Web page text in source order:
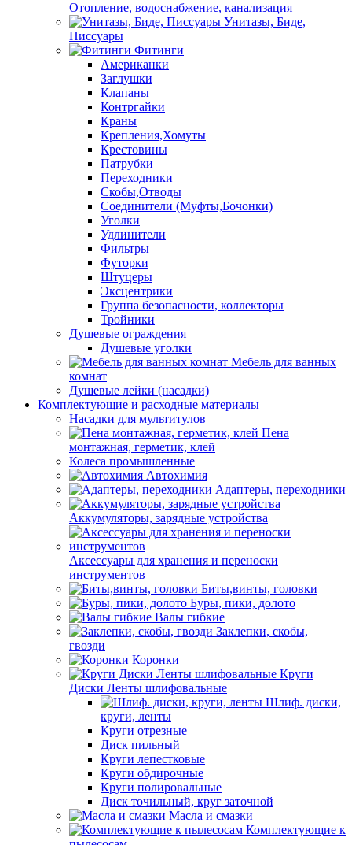
Отопление, водоснабжение, канализация
Унитазы, Биде,
Писсуары
Фитинги
Американки
Заглушки
Клапаны
Контргайки
Краны
Крепления,Хомуты
Крестовины
Патрубки
Переходники
Скобы,Отводы
Соединители (Муфты,Бочонки)
Уголки
Удлинители
Фильтры
Футорки
Штуцеры
Эксцентрики
Группа безопасности, коллекторы
Тройники
Душевые ограждения
Душевые уголки
Мебель для ванных
комнат
Душевые лейки (насадки)
Комплектующие и расходные материалы
Насадки для мультитулов
Пена
монтажная, герметик, клей
Колеса промышленные
Автохимия
Адаптеры, переходники
Аккумуляторы, зарядные устройства
Аксессуары для хранения и переноски
инструментов
Биты,винты, головки
Буры, пики, долото
Валы гибкие
Заклепки, скобы,
гвозди
Коронки
Круги
Диски Ленты шлифовальные
Шлиф. диски,
круги, ленты
Круги отрезные
Диск пильный
Круги лепестковые
Круги обдирочные
Круги полировальные
Диск точильный, круг заточной
Масла и смазки
Комплектующие к